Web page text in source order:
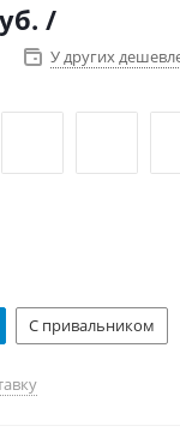
занимают
байдарки в
/
У других
С привальником